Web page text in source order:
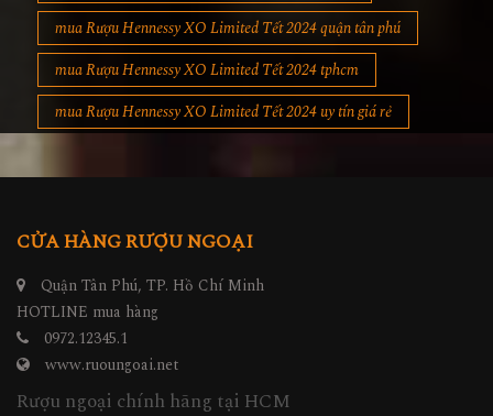
mua Rượu Hennessy XO Limited Tết 2024 quận tân phú
mua Rượu Hennessy XO Limited Tết 2024 tphcm
mua Rượu Hennessy XO Limited Tết 2024 uy tín giá rẻ
CỬA HÀNG RƯỢU NGOẠI
Quận Tân Phú, TP. Hồ Chí Minh
HOTLINE mua hàng
0972.12345.1
www.ruoungoai.net
Rượu ngoại chính hãng tại HCM